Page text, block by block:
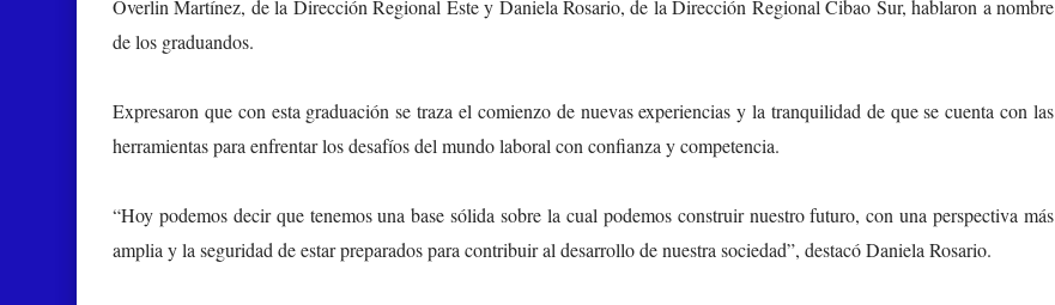
Overlin Martínez, de la Dirección Regional Este y Daniela Rosario, de la Dirección Regional Cibao Sur, hablaron a nombre
de los graduandos.
Expresaron que con esta graduación se traza el comienzo de nuevas experiencias y la tranquilidad de que se cuenta con las
herramientas para enfrentar los desafíos del mundo laboral con confianza y competencia.
“Hoy podemos decir que tenemos una base sólida sobre la cual podemos construir nuestro futuro, con una perspectiva más
amplia y la seguridad de estar preparados para contribuir al desarrollo de nuestra sociedad”, destacó Daniela Rosario.